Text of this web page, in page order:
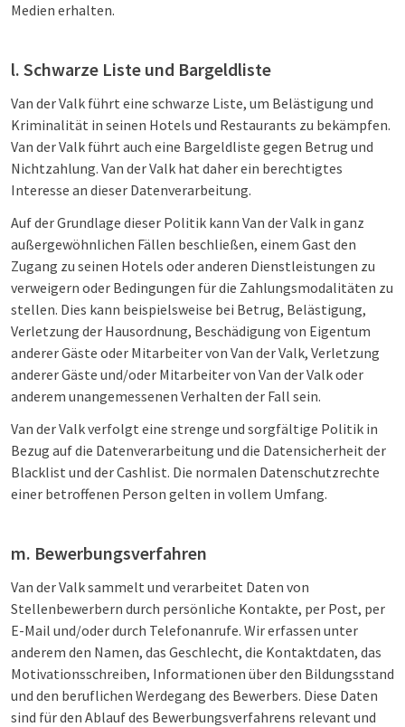
Medien erhalten.
l. Schwarze Liste und Bargeldliste
Van der Valk führt eine schwarze Liste, um Belästigung und
Kriminalität in seinen Hotels und Restaurants zu bekämpfen.
Van der Valk führt auch eine Bargeldliste gegen Betrug und
Nichtzahlung. Van der Valk hat daher ein berechtigtes
Interesse an dieser Datenverarbeitung.
Auf der Grundlage dieser Politik kann Van der Valk in ganz
außergewöhnlichen Fällen beschließen, einem Gast den
Zugang zu seinen Hotels oder anderen Dienstleistungen zu
verweigern oder Bedingungen für die Zahlungsmodalitäten zu
stellen. Dies kann beispielsweise bei Betrug, Belästigung,
Verletzung der Hausordnung, Beschädigung von Eigentum
anderer Gäste oder Mitarbeiter von Van der Valk, Verletzung
anderer Gäste und/oder Mitarbeiter von Van der Valk oder
anderem unangemessenen Verhalten der Fall sein.
Van der Valk verfolgt eine strenge und sorgfältige Politik in
Bezug auf die Datenverarbeitung und die Datensicherheit der
Blacklist und der Cashlist. Die normalen Datenschutzrechte
einer betroffenen Person gelten in vollem Umfang.
m. Bewerbungsverfahren
Van der Valk sammelt und verarbeitet Daten von
Stellenbewerbern durch persönliche Kontakte, per Post, per
E-Mail und/oder durch Telefonanrufe. Wir erfassen unter
anderem den Namen, das Geschlecht, die Kontaktdaten, das
Motivationsschreiben, Informationen über den Bildungsstand
und den beruflichen Werdegang des Bewerbers. Diese Daten
sind für den Ablauf des Bewerbungsverfahrens relevant und